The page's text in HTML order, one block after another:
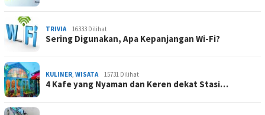
TRIVIA 16333 Dilihat
Sering Digunakan, Apa Kepanjangan Wi-Fi?
KULINER, WISATA 15731 Dilihat
4 Kafe yang Nyaman dan Keren dekat Stasi…